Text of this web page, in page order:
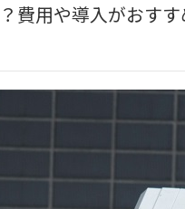
費用や導入がおす